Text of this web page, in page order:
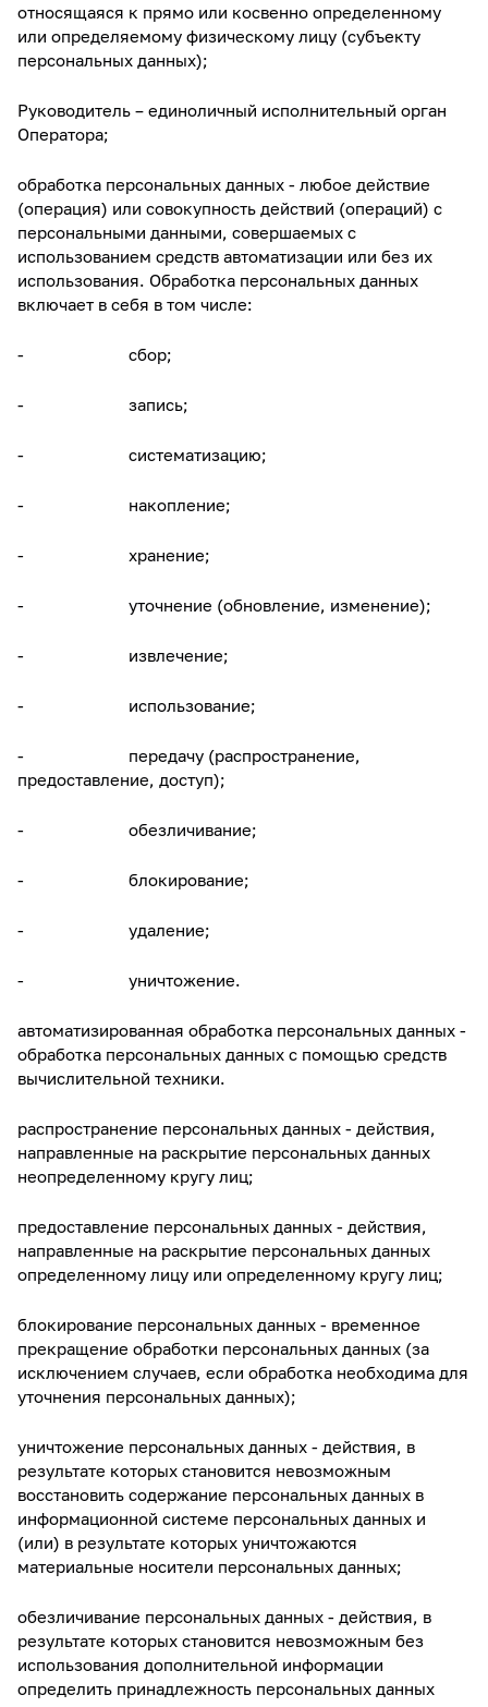
относящаяся к прямо или косвенно определенному
или определяемому физическому лицу (субъекту
персональных данных);
Руководитель – единоличный исполнительный орган
Оператора;
обработка персональных данных - любое действие
(операция) или совокупность действий (операций) с
персональными данными, совершаемых с
использованием средств автоматизации или без их
использования. Обработка персональных данных
включает в себя в том числе:
- сбор;
- запись;
- систематизацию;
- накопление;
- хранение;
- уточнение (обновление, изменение);
- извлечение;
- использование;
- передачу (распространение,
предоставление, доступ);
- обезличивание;
- блокирование;
- удаление;
- уничтожение.
автоматизированная обработка персональных данных -
обработка персональных данных с помощью средств
вычислительной техники.
распространение персональных данных - действия,
направленные на раскрытие персональных данных
неопределенному кругу лиц;
предоставление персональных данных - действия,
направленные на раскрытие персональных данных
определенному лицу или определенному кругу лиц;
блокирование персональных данных - временное
прекращение обработки персональных данных (за
исключением случаев, если обработка необходима для
уточнения персональных данных);
уничтожение персональных данных - действия, в
результате которых становится невозможным
восстановить содержание персональных данных в
информационной системе персональных данных и
(или) в результате которых уничтожаются
материальные носители персональных данных;
обезличивание персональных данных - действия, в
результате которых становится невозможным без
использования дополнительной информации
определить принадлежность персональных данных